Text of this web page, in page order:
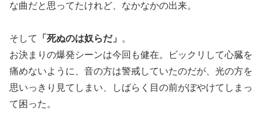
な曲だと思ってたけれど、なかなかの出来。
そして 「死ぬのは奴らだ」 。
お決まりの爆発シーンは今回も健在。ビックリして心臓を
痛めないように、音の方は警戒していたのだが、光の方を
思いっきり見てしまい、しばらく目の前がぼやけてしまっ
て困った。